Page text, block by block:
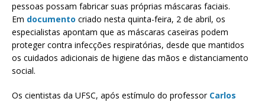
pessoas possam fabricar suas próprias máscaras faciais.
Em documento criado nesta quinta-feira, 2 de abril, os
especialistas apontam que as máscaras caseiras podem
proteger contra infecções respiratórias, desde que mantidos
os cuidados adicionais de higiene das mãos e distanciamento
social.
Os cientistas da UFSC, após estímulo do professor Carlos